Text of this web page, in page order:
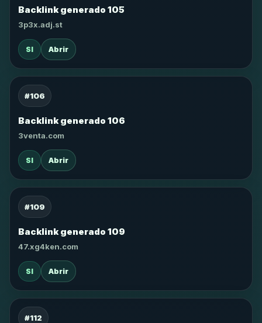
Backlink generado 105
3p3x.adj.st
SI Abrir
#106
Backlink generado 106
3venta.com
SI Abrir
#109
Backlink generado 109
47.xg4ken.com
SI Abrir
#112